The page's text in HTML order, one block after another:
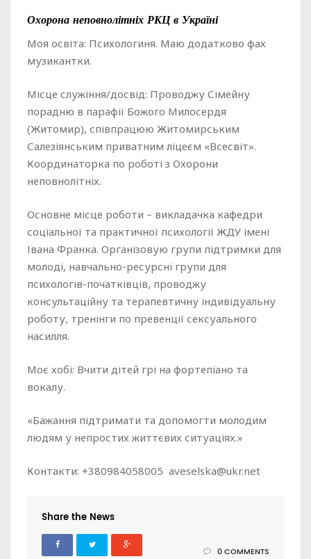
Охорона неповнолітніх РКЦ в Україні
Моя освіта: Психологиня. Маю додатково фах
музикантки.
Місце служіння/досвід: Проводжу Сімейну
порадню в парафії Божого Милосердя
(Житомир), співпрацюю Житомирським
Салезіянським приватним ліцеєм «Всесвіт».
Координаторка по роботі з Охорони
неповнолітніх.
Основне місце роботи – викладачка кафедри
соціальної та практичної психології ЖДУ імені
Івана Франка. Організовую групи підтримки для
молоді, навчально-ресурсні групи для
психологів-початківців, проводжу
консультаційну та терапевтичну індивідуальну
роботу, тренінги по превенції сексуального
насилля.
Моє хобі: Вчити дітей грі на фортепіано та
вокалу.
«Бажання підтримати та допомогти молодим
людям у непростих життєвих ситуаціях.»
Контакти: +380984058005 aveselska@ukr.net
Share the News
0 COMMENTS